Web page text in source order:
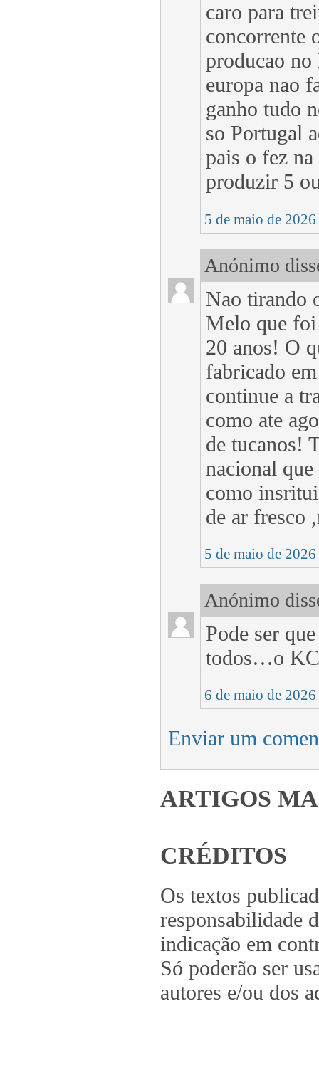
caro para
concorrente
producao
europa nao
ganho tudo
so Portugal
pais o fez
produzir 5
5 de maio de
Anónimo
Nao tirando
Melo que
20 anos! O
fabricado
continue a
como ate
de tucanos!
nacional que
como
de ar fresco
5 de maio de
Anónimo
Pode ser
todos…o
6 de maio de
Enviar um
ARTIGOS
CRÉDITOS
Os textos
responsabilidade
indicação em
Só poderão ser
autores e/ou dos